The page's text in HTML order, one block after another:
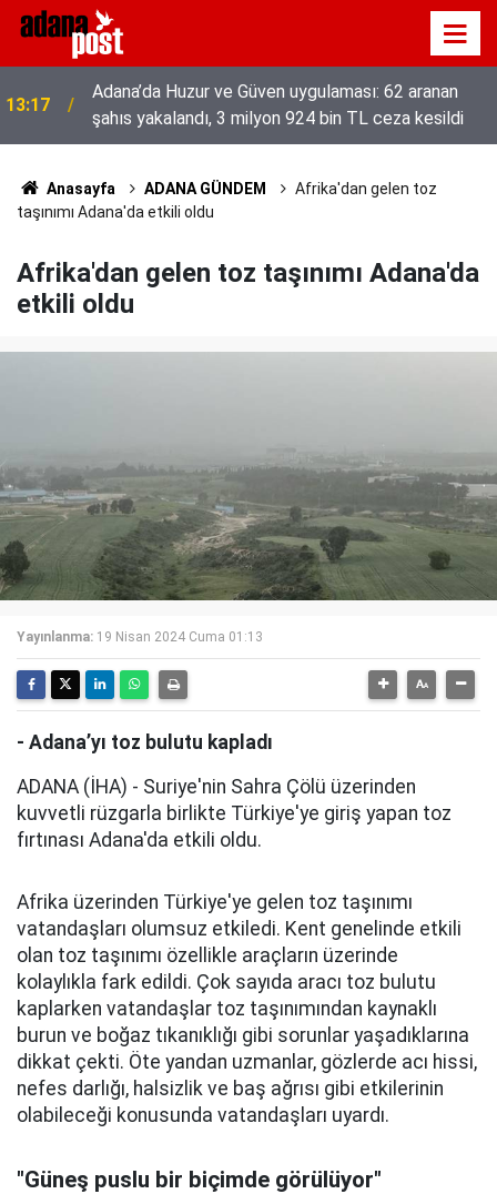
13:17
Adana’da Huzur ve Güven uygulaması: 62 aranan
13:01
52 yıldır el emeğiyle üretiyor, mesleğin yok
olmamasına karşı direniyor
Anasayfa ADANA GÜNDEM
Afrika'dan gelen toz
taşınımı Adana'da etkili oldu
Afrika'dan gelen toz taşınımı Adana'da
etkili oldu
Yayınlanma: 19 Nisan 2024 Cuma 01:13
- Adana’yı toz bulutu kapladı
ADANA (İHA) - Suriye'nin Sahra Çölü üzerinden
kuvvetli rüzgarla birlikte Türkiye'ye giriş yapan toz
fırtınası Adana'da etkili oldu.
Afrika üzerinden Türkiye'ye gelen toz taşınımı
vatandaşları olumsuz etkiledi. Kent genelinde etkili
olan toz taşınımı özellikle araçların üzerinde
kolaylıkla fark edildi. Çok sayıda aracı toz bulutu
kaplarken vatandaşlar toz taşınımından kaynaklı
burun ve boğaz tıkanıklığı gibi sorunlar yaşadıklarına
dikkat çekti. Öte yandan uzmanlar, gözlerde acı hissi,
nefes darlığı, halsizlik ve baş ağrısı gibi etkilerinin
olabileceği konusunda vatandaşları uyardı.
"Güneş puslu bir biçimde görülüyor"